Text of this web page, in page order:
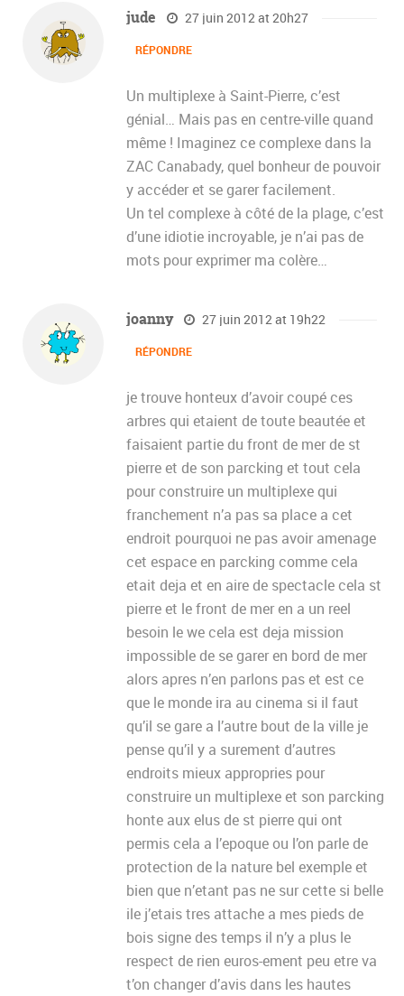
jude 27 juin 2012 at 20h27
RÉPONDRE
Un multiplexe à Saint-Pierre, c’est
génial… Mais pas en centre-ville quand
même ! Imaginez ce complexe dans la
ZAC Canabady, quel bonheur de pouvoir
y accéder et se garer facilement.
Un tel complexe à côté de la plage, c’est
d’une idiotie incroyable, je n’ai pas de
mots pour exprimer ma colère…
joanny 27 juin 2012 at 19h22
RÉPONDRE
je trouve honteux d’avoir coupé ces
arbres qui etaient de toute beautée et
faisaient partie du front de mer de st
pierre et de son parcking et tout cela
pour construire un multiplexe qui
franchement n’a pas sa place a cet
endroit pourquoi ne pas avoir amenage
cet espace en parcking comme cela
etait deja et en aire de spectacle cela st
pierre et le front de mer en a un reel
besoin le we cela est deja mission
impossible de se garer en bord de mer
alors apres n’en parlons pas et est ce
que le monde ira au cinema si il faut
qu’il se gare a l’autre bout de la ville je
pense qu’il y a surement d’autres
endroits mieux appropries pour
construire un multiplexe et son parcking
honte aux elus de st pierre qui ont
permis cela a l’epoque ou l’on parle de
protection de la nature bel exemple et
bien que n’etant pas ne sur cette si belle
ile j’etais tres attache a mes pieds de
bois signe des temps il n’y a plus le
respect de rien euros-ement peu etre va
t’on changer d’avis dans les hautes